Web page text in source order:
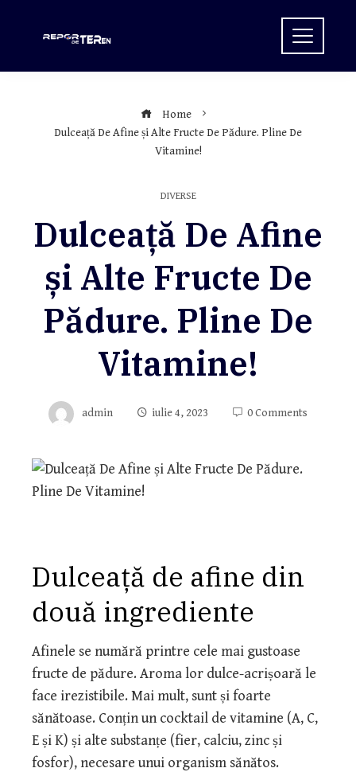
Home
Dulceață De Afine și Alte Fructe De Pădure. Pline De
Vitamine!
DIVERSE
Dulceață De Afine
și Alte Fructe De
Pădure. Pline De
Vitamine!
admin iulie 4, 2023 0 Comments
Dulceață de afine din
două ingrediente
Afinele se numără printre cele mai gustoase
fructe de pădure. Aroma lor dulce-acrișoară le
face irezistibile. Mai mult, sunt și foarte
sănătoase. Conțin un cocktail de vitamine (A, C,
E și K) și alte substanțe (fier, calciu, zinc și
fosfor), necesare unui organism sănătos.